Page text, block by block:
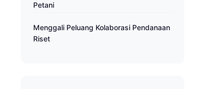
Petani
Menggali Peluang Kolaborasi Pendanaan
Riset